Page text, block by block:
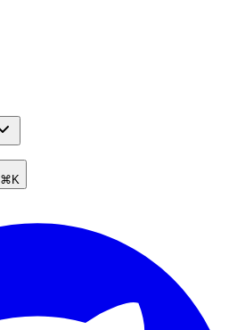
⌘K